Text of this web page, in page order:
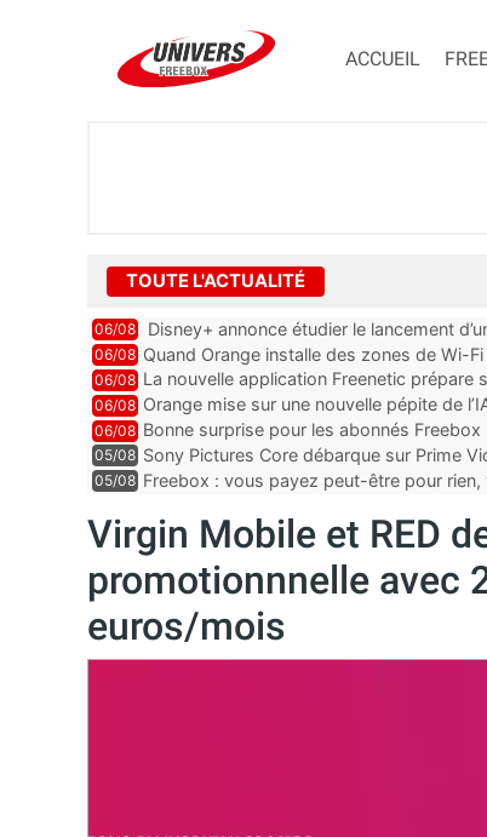
ACCUEIL
TOUTE L'ACTUALITÉ
06/08 Disney+ annonce étudier le lancement
06/08 Quand Orange installe des zones de Wi-
06/08 La nouvelle application Freenetic prépare
abonnés Freebox, testez la
06/08 Orange mise sur une nouvelle pépite de
06/08 Bonne surprise pour les abonnés
inclus
05/08 Sony Pictures Core débarque sur Prime
05/08 Freebox : vous payez peut-être pour
Virgin Mobile et RED
promotionnnelle avec
euros/mois